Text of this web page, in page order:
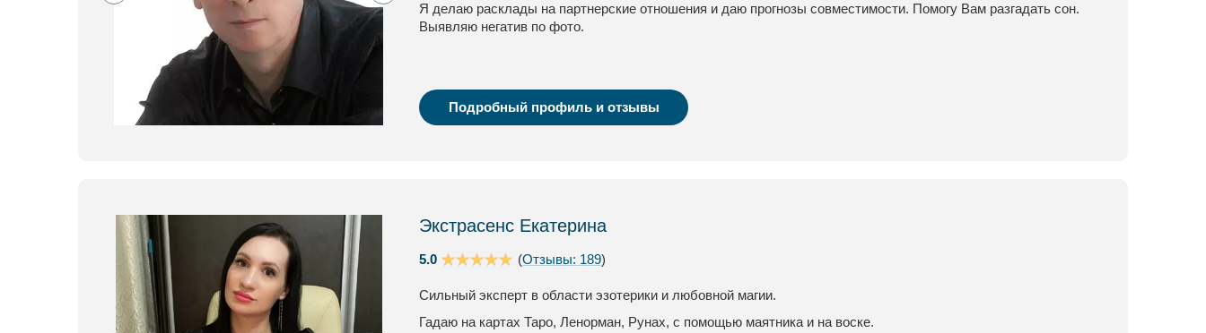
Я делаю расклады на партнерские отношения и даю прогнозы совместимости. Помогу Вам разгадать сон.
Выявляю негатив по фото.
Подробный профиль и отзывы
Экстрасенс Екатерина
5.0 (Отзывы: 189)
Сильный эксперт в области эзотерики и любовной магии.
Гадаю на картах Таро, Ленорман, Рунах, с помощью маятника и на воске.